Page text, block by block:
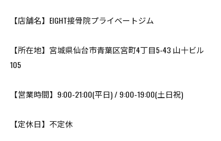
【店舗名】EIGHT接骨院プライベートジム
【所在地】宮城県仙台市青葉区宮町4丁目5-43 山十ビル
105
【営業時間】9:00-21:00(平日) / 9:00-19:00(土日祝)
【定休日】不定休